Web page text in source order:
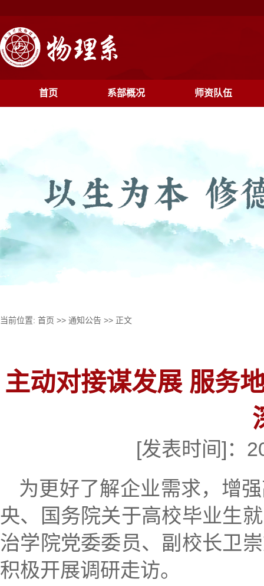
首页 系部概况 师资队伍
当前位置: 首页 >> 通知公告 >> 正文
主动对接谋发展 服务
[发表时间]：
为更好了解企业需求，增
央、国务院关于高校毕业生
治学院党委委员、副校长卫
积极开展调研走访。